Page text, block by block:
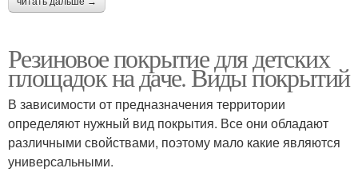
Резиновое покрытие для детских
площадок на даче. Виды покрытий
В зависимости от предназначения территории
определяют нужный вид покрытия. Все они обладают
различными свойствами, поэтому мало какие являются
универсальными.